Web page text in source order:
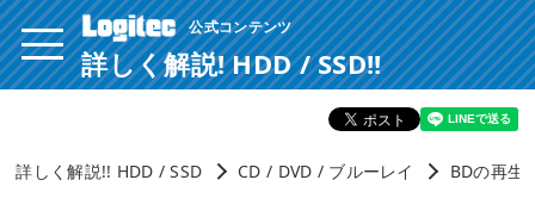
公式コンテンツ
詳しく解説! HDD / SSD!!
詳しく解説!! HDD / SSD CD / DVD / ブルーレイ BDの再生